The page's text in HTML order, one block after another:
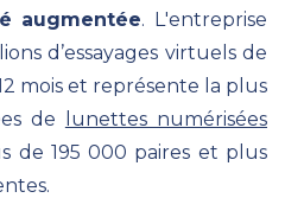
augmentée. L'entreprise
d’essayages virtuels de
mois et représente la plus
de
lunettes numérisées
de 195 000 paires et plus